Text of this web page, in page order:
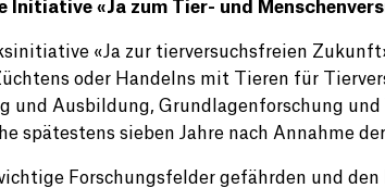
«Ja zum Tier- und
«Ja zur tierversuchsfreien
oder Handelns mit Tieren für
und Ausbildung, Grundlagenforschung
spätestens sieben Jahre nach Annahme
Forschungsfelder gefährden und